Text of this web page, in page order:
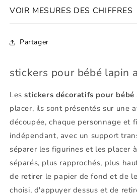
VOIR MESURES DES CHIFFRES
Partager
stickers pour bébé lapin
Lesstickers décoratifs pour bébé
placer, ils sont présentés sur une
découpée, chaque personnage et
indépendant, avec un support
séparer les figurines et les placer
séparés, plus rapprochés, plus
de retirer le papier de fond et de
choisi, d'appuyer dessus et de